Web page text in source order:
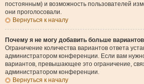
постоянным) и возможность пользователей
они проголосовали.
Вернуться к началу
Почему я не могу добавить больше
Ограничение количества вариантов ответа
администратором конференции. Если вам
вариантов, превышающее это ограничение,
администратором конференции.
Вернуться к началу